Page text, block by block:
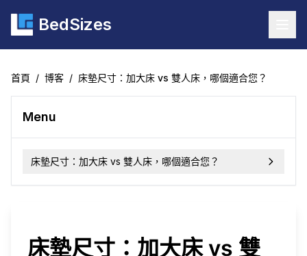
BedSizes
首頁 / 博客 / 床墊尺寸：加大床 vs 雙人床，哪個適合您？
Menu
床墊尺寸：加大床 vs 雙人床，哪個適合您？
床墊尺寸：加大床 vs 雙